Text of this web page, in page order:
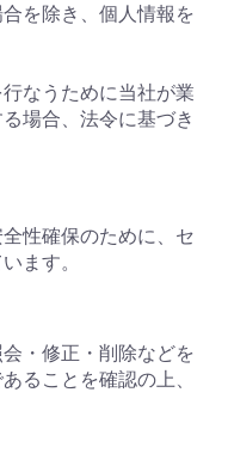
を除き、個人情報を
なうために当社が業
場合、法令に基づき
性確保のために、セ
ます。
・修正・削除などを
ることを確認の上、